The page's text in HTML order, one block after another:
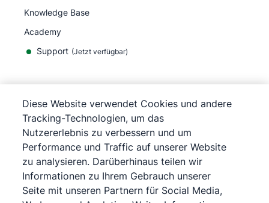
Knowledge Base
Academy
Support (Jetzt verfügbar)
©2026Pipedrive
Pipedrive
Nutzungsbedingungen
Pipedrive
Datenschutzerklärung
Impressum
Sitemap
Cookie-Richtlinie
Diese Website verwendet Cookies und andere
Tracking-Technologien, um das
Nutzererlebnis zu verbessern und um
Performance und Traffic auf unserer Website
zu analysieren. Darüberhinaus teilen wir
Informationen zu Ihrem Gebrauch unserer
Seite mit unseren Partnern für Social Media,